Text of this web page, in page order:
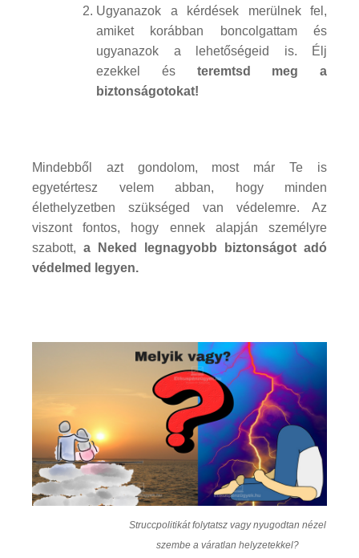
Ugyanazok a kérdések merülnek fel,
amiket korábban boncolgattam és
ugyanazok a lehetőségeid is. Élj
ezekkel és teremtsd meg a
biztonságotokat!
Mindebből azt gondolom, most már Te is
egyetértesz velem abban, hogy minden
élethelyzetben szükséged van védelemre. Az
viszont fontos, hogy ennek alapján személyre
szabott, a Neked legnagyobb biztonságot adó
védelmed legyen.
Struccpolitikát folytatsz vagy nyugodtan nézel
szembe a váratlan helyzetekkel?